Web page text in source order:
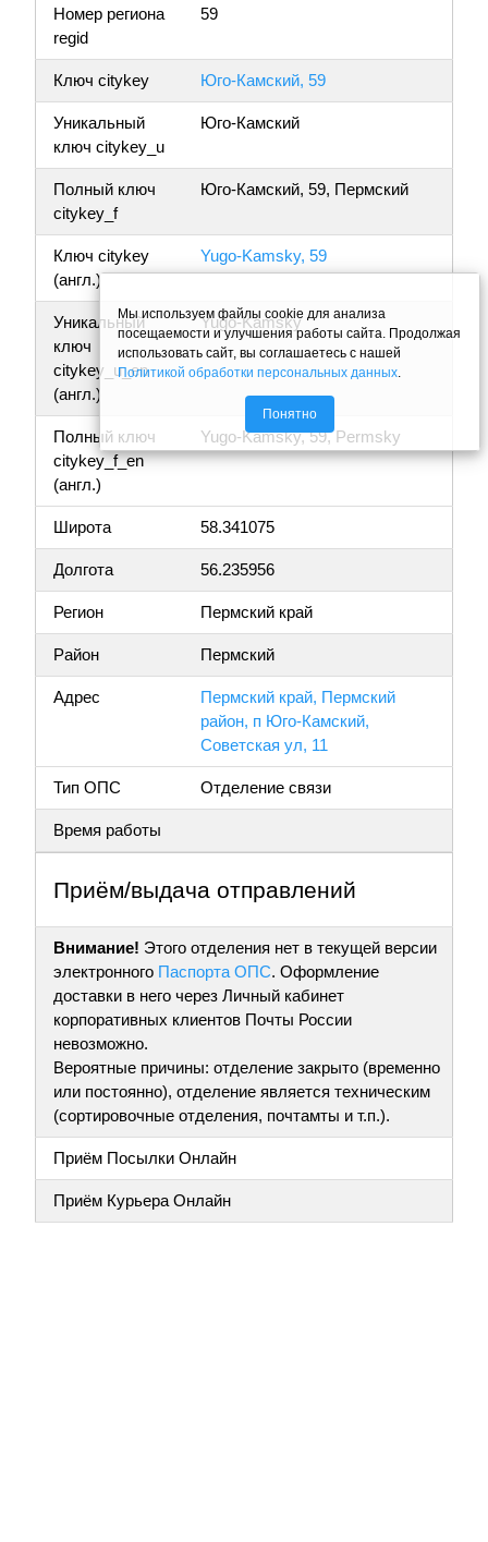
Номер региона
regid
59
Ключ citykey Юго-Камский, 59
Уникальный
ключ citykey_u
Юго-Камский
Полный ключ
citykey_f
Юго-Камский, 59, Пермский
Ключ citykey
(англ.)
Yugo-Kamsky, 59
Уникальный
ключ
citykey_u_en
(англ.)
Yugo-Kamsky
Полный ключ
citykey_f_en
(англ.)
Yugo-Kamsky, 59, Permsky
Широта 58.341075
Долгота 56.235956
Регион Пермский край
Район Пермский
Адрес
Пермский край, Пермский
район, п Юго-Камский,
Советская ул, 11
Тип ОПС Отделение связи
Время работы
Приём/выдача отправлений
Внимание! Этого отделения нет в текущей версии
электронного Паспорта ОПС. Оформление
доставки в него через Личный кабинет
корпоративных клиентов Почты России
невозможно.
Вероятные причины: отделение закрыто (временно
или постоянно), отделение является техническим
(сортировочные отделения, почтамты и т.п.).
Приём Посылки Онлайн
Приём Курьера Онлайн
Мы используем файлы cookie для анализа
посещаемости и улучшения работы сайта. Продолжая
использовать сайт, вы соглашаетесь с нашей
Политикой обработки персональных данных.
Понятно